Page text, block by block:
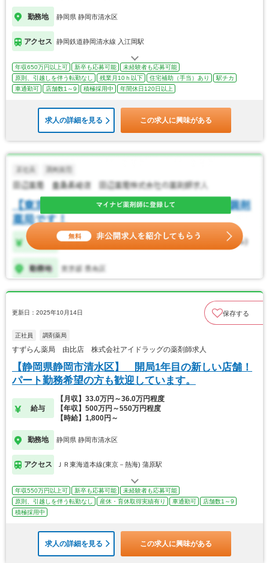
勤務地 静岡県 静岡市清水区
アクセス 静岡鉄道静岡清水線 入江岡駅
年収650万円以上可 新卒も応募可能
未経験者も応募可能
原則、引越しを伴う転勤なし
残業月10ｈ以下 住宅補助（手当）あり
駅チカ
車通勤可
店舗数1～9 積極採用中 年間休日120日以上
求人の詳細を見る この求人に興味がある
更新日：2025年10月14日 保存する
正社員 調剤薬局
すずらん薬局 由比店 株式会社アイドラッグの薬剤師求人
【静岡県静岡市清水区】 開局1年目の新しい店舗！
パート勤務希望の方も歓迎しています。
給与
【月収】33.0万円～36.0万円程度
【年収】500万円～550万円程度
【時給】1,800円～
勤務地 静岡県 静岡市清水区
アクセス ＪＲ東海道本線(東京－熱海) 蒲原駅
年収550万円以上可 新卒も応募可能
未経験者も応募可能
原則、引越しを伴う転勤なし
産休・育休取得実績有り 車通勤可
店舗数1～9
積極採用中
求人の詳細を見る この求人に興味がある